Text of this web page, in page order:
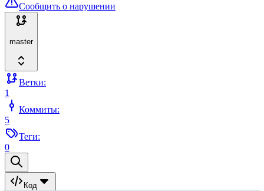
Сообщить о нарушении
master
Ветки:
1
Коммиты:
5
Теги:
0
Код